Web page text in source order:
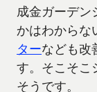
成金ガーデン
かはわからな
ターなども改
す。そこそこ
そうです。